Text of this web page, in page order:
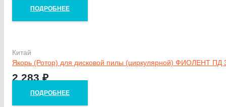
ПОДРОБНЕЕ
Китай
Якорь (Ротор) для дисковой пилы (циркулярной) ФИОЛЕНТ ПД
2 283₽
ПОДРОБНЕЕ